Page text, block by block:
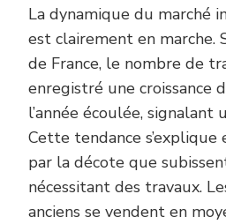
La dynamique du marché
est clairement en marche.
de France, le nombre de
enregistré une croissance
l’année écoulée, signalant
Cette tendance
par la décote que
nécessitant des travaux.
anciens se vendent en